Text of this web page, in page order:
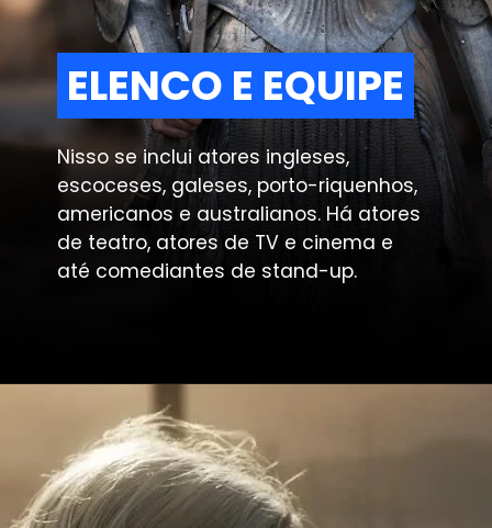
ELENCO E EQUIPE
ELENCO E EQUIPE
Nisso se inclui atores ingleses,
escoceses, galeses, porto-riquenhos,
americanos e australianos. Há atores
de teatro, atores de TV e cinema e
até comediantes de stand-up.